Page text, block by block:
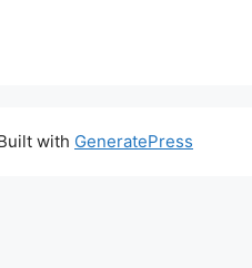
with GeneratePress